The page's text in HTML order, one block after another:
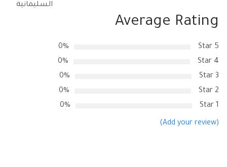
السليمانية
Average Rating
5 Star
0%
4 Star
0%
3 Star
0%
2 Star
0%
1 Star
0%
(Add your review)